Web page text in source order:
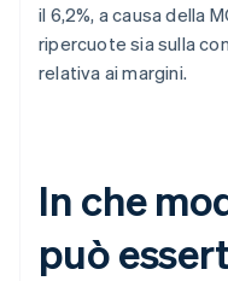
il 6,2%, a causa della
ripercuote sia sulla
relativa ai margini.
In che
può